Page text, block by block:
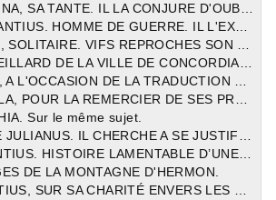
A CASTORINA, SA TANTE. IL LA CONJURE D'OUBLIER LEURS RESSENTIMENTS.
A EXUPERANTIUS. HOMME DE GUERRE. IL L'EXHORTE A MÉPRISER LES RICHESSES. En 372.
A ANTOINE, SOLITAIRE. VIFS REPROCHES SON SILENCE.
A PAUL, VIEILLARD DE LA VILLE DE CONCORDIA. ÉLOGE DE SA VIEILLESSE.
A VINCENT, A L'OCCASION DE LA TRADUCTION DE QUATORZE HOMÉLIES D'ORIGÈNE, SUR LE PROPHÈTE JÉRÉMIE. OPHTALMIE DE JÉROME, SA PAUVRETÉ, SON MANQUE DE COPISTES.
A MARCELLA, POUR LA REMERCIER DE SES PRÉSENTS.
Sur le même sujet.
AU DIACRE JULIANUS. IL CHERCHE A SE JUSTIFIER DE SON SILENCE.
A INNOCENTIUS. HISTOIRE LAMENTABLE D’UNE FEMME ACCUSÉE D’ADULTÈRE PAR SON MARI.
DE LA MONTAGNE D'HERMON.
A FLORENTIUS, SUR SA CHARITÉ ENVERS LES PAUVRES, ET LES SERVICES QU'IL A RENDUS A HÉLIODORE.